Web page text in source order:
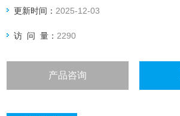
更新时间： 2025-12-03
访 问 量： 2290
产品咨询